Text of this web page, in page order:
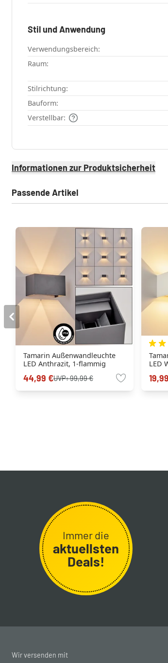
Stil und Anwendung
Verwendungsbereich:
Raum:
Stilrichtung:
Bauform:
Verstellbar:
Informationen zur Produktsicherheit
Passende Artikel
Tamarin Außenwandleuchte
LED Anthrazit, 1-flammig
44,99 €UVP:99,99 €
LED
Immer die
aktuellsten
Deals!
Wir versenden mit